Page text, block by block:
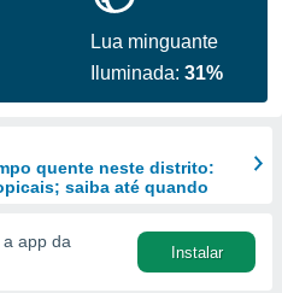
Lua minguante
Iluminada:31%
quente neste distrito:
saiba até quando
a app da
Instalar